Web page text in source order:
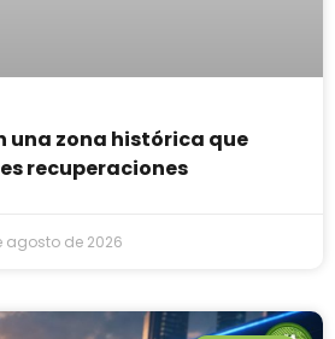
una zona histórica que
recuperaciones
agosto de 2026